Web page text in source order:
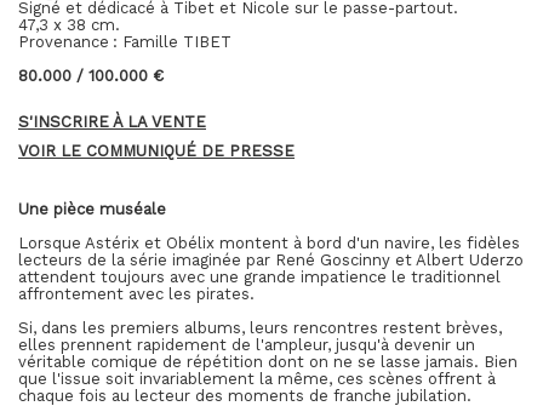
Signé et dédicacé à Tibet et Nicole sur le passe-partout.
47,3 x 38 cm.
Provenance : Famille TIBET
80.000 / 100.000 €
S'INSCRIRE À LA VENTE
VOIR LE COMMUNIQUÉ DE PRESSE
Une pièce muséale
Lorsque Astérix et Obélix montent à bord d'un navire, les fidèles
lecteurs de la série imaginée par René Goscinny et Albert Uderzo
attendent toujours avec une grande impatience le traditionnel
affrontement avec les pirates.
Si, dans les premiers albums, leurs rencontres restent brèves,
elles prennent rapidement de l'ampleur, jusqu'à devenir un
véritable comique de répétition dont on ne se lasse jamais. Bien
que l'issue soit invariablement la même, ces scènes offrent à
chaque fois au lecteur des moments de franche jubilation.